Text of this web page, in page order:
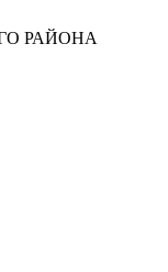
РАЙОНА